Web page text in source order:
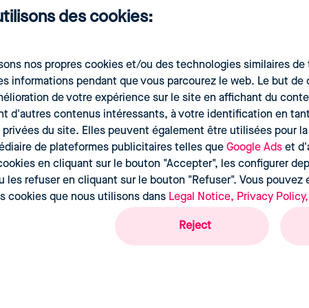
les opportunités et les menaces. Cependant, dans un
manuellement des dizaines de concurrents et des milliers
commencer, il est utiled'utiliser un outil de suivi des prix de la
et fiable.
de vos concurrents ?Comprendre votre
est impossible.Découvrez comment un outil de Price
vous offrir un réel avantage concurrentiel.
: combien votre client est-
est une question purement mathématique. En réalité, c'est en
Cette valeur est influencée par la qualité du produit, la
des cookies:
nos propres cookies et/ou des technologies similaires de
informations pendant que vous parcourez le web. Le but de
de votre expérience sur le site en affichant du
d'autres contenus intéressants, à votre identification en
du site. Elles peuvent également être utilisées pour
de plateformes publicitaires telles que Google Ads et
en cliquant sur le bouton "Accepter", les configurer
les refuser en cliquant sur le bouton "Refuser". Vous pouvez
cookies que nous utilisons dans Legal Notice, Privacy
Reject